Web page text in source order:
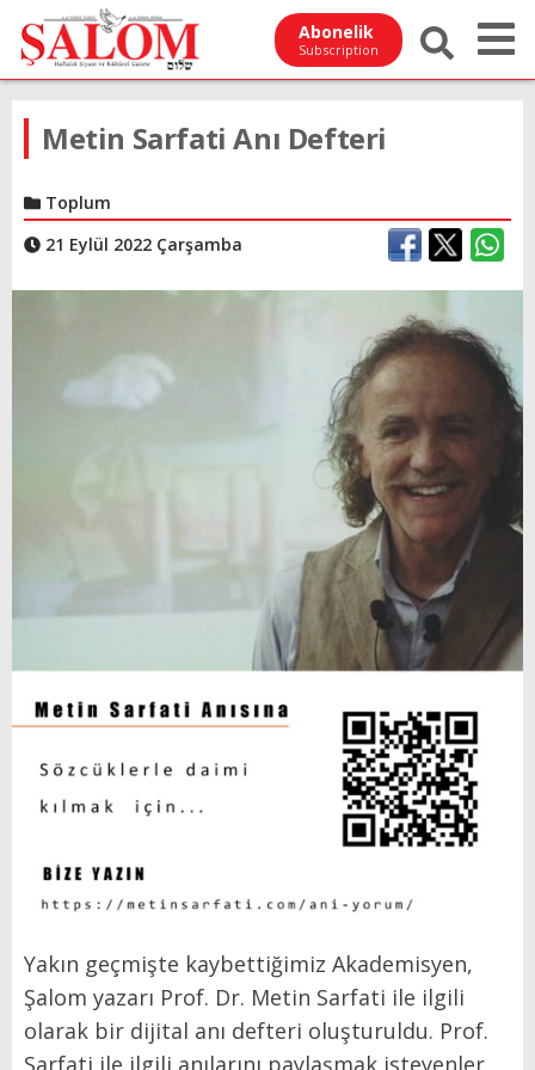
Abonelik
Subscription
Metin Sarfati Anı Defteri
Toplum
21 Eylül 2022 Çarşamba
Yakın geçmişte kaybettiğimiz Akademisyen,
Şalom yazarı Prof. Dr. Metin Sarfati ile ilgili
olarak bir dijital anı defteri oluşturuldu. Prof.
Sarfati ile ilgili anılarını paylaşmak isteyenler,